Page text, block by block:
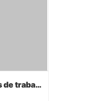
Guantes recubiertos de trabajo de PVC